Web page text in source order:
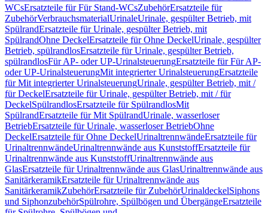
WCsErsatzteile für Für Stand-WCsZubehörErsatzteile für
ZubehörVerbrauchsmaterialUrinaleUrinale, gespülter Betrieb, mit
SpülrandErsatzteile für Urinale, gespülter Betrieb, mit
SpülrandOhne DeckelErsatzteile für Ohne DeckelUrinale, gespülter
Betrieb, spülrandlosErsatzteile für Urinale, gespülter Betrieb,
spülrandlosFür AP- oder UP-UrinalsteuerungErsatzteile für Für AP-
oder UP-UrinalsteuerungMit integrierter UrinalsteuerungErsatzteile
für Mit integrierter UrinalsteuerungUrinale, gespülter Betrieb, mit /
für DeckelErsatzteile für Urinale, gespülter Betrieb, mit / für
DeckelSpülrandlosErsatzteile für SpülrandlosMit
SpülrandErsatzteile für Mit SpülrandUrinale, wasserloser
BetriebErsatzteile für Urinale, wasserloser BetriebOhne
DeckelErsatzteile für Ohne DeckelUrinaltrennwändeErsatzteile für
UrinaltrennwändeUrinaltrennwände aus KunststoffErsatzteile für
Urinaltrennwände aus KunststoffUrinaltrennwände aus
GlasErsatzteile für Urinaltrennwände aus GlasUrinaltrennwände aus
SanitärkeramikErsatzteile für Urinaltrennwände aus
SanitärkeramikZubehörErsatzteile für ZubehörUrinaldeckelSiphons
und SiphonzubehörSpülrohre, Spülbögen und ÜbergängeErsatzteile